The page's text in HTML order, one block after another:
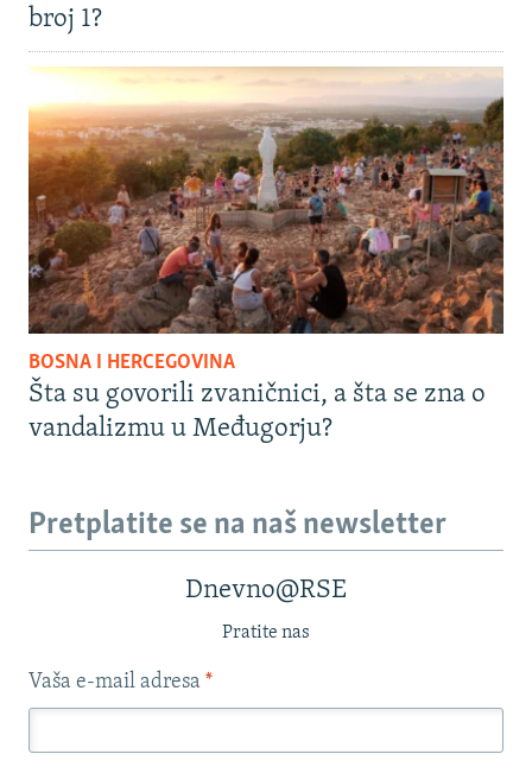
broj 1?
BOSNA I HERCEGOVINA
Šta su govorili zvaničnici, a šta se zna o
vandalizmu u Međugorju?
Pretplatite se na naš newsletter
Dnevno@RSE
Pratite nas
Vaša e-mail adresa *